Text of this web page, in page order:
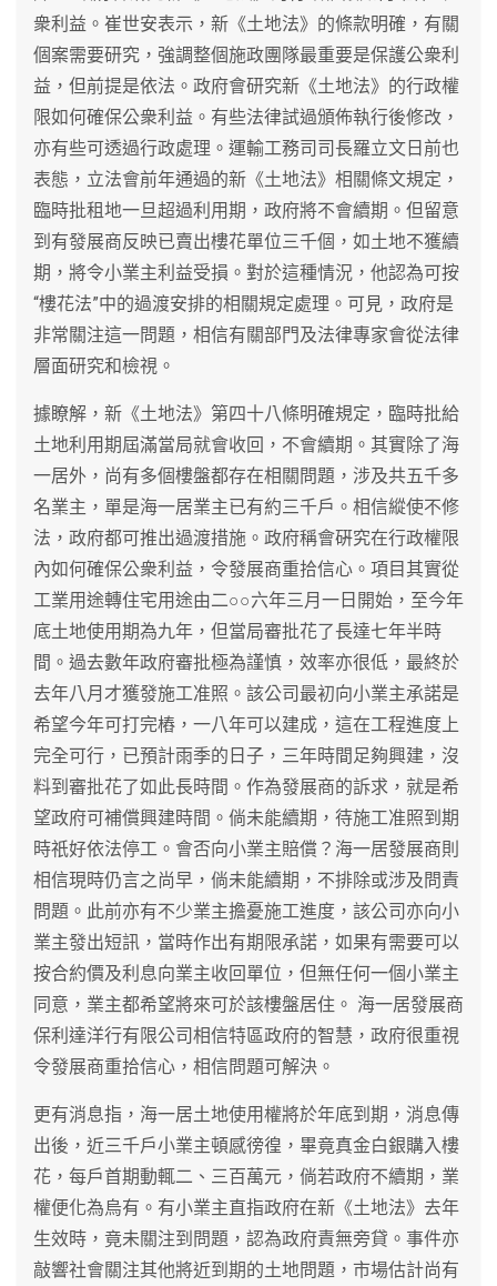
衆利益。崔世安表示，新《土地法》的條款明確，有關
個案需要研究，強調整個施政團隊最重要是保護公衆利
益，但前提是依法。政府會研究新《土地法》的行政權
限如何確保公衆利益。有些法律試過頒佈執行後修改，
亦有些可透過行政處理。運輸工務司司長羅立文日前也
表態，立法會前年通過的新《土地法》相關條文規定，
臨時批租地一旦超過利用期，政府將不會續期。但留意
到有發展商反映已賣出樓花單位三千個，如土地不獲續
期，將令小業主利益受損。對於這種情況，他認為可按
“樓花法”中的過渡安排的相關規定處理。可見，政府是
非常關注這一問題，相信有關部門及法律專家會從法律
層面研究和檢視。
據瞭解，新《土地法》第四十八條明確規定，臨時批給
土地利用期屆滿當局就會收回，不會續期。其實除了海
一居外，尚有多個樓盤都存在相關問題，涉及共五千多
名業主，單是海一居業主已有約三千戶。相信縱使不修
法，政府都可推出過渡措施。政府稱會硏究在行政權限
內如何確保公衆利益，令發展商重拾信心。項目其實從
工業用途轉住宅用途由二○○六年三月一日開始，至今年
底土地使用期為九年，但當局審批花了長達七年半時
間。過去數年政府審批極為謹慎，效率亦很低，最終於
去年八月才獲發施工准照。該公司最初向小業主承諾是
希望今年可打完樁，一八年可以建成，這在工程進度上
完全可行，已預計雨季的日子，三年時間足夠興建，沒
料到審批花了如此長時間。作為發展商的訴求，就是希
望政府可補償興建時間。倘未能續期，待施工准照到期
時祇好依法停工。會否向小業主賠償？海一居發展商則
相信現時仍言之尚早，倘未能續期，不排除或涉及問責
問題。此前亦有不少業主擔憂施工進度，該公司亦向小
業主發出短訊，當時作出有期限承諾，如果有需要可以
按合約價及利息向業主收回單位，但無任何一個小業主
同意，業主都希望將來可於該樓盤居住。 海一居發展商
保利達洋行有限公司相信特區政府的智慧，政府很重視
令發展商重拾信心，相信問題可解決。
更有消息指，海一居土地使用權將於年底到期，消息傳
出後，近三千戶小業主頓感徬徨，畢竟真金白銀購入樓
花，每戶首期動輒二、三百萬元，倘若政府不續期，業
權便化為烏有。有小業主直指政府在新《土地法》去年
生效時，竟未關注到問題，認為政府責無旁貸。事件亦
敲響社會關注其他將近到期的土地問題，市場估計尚有